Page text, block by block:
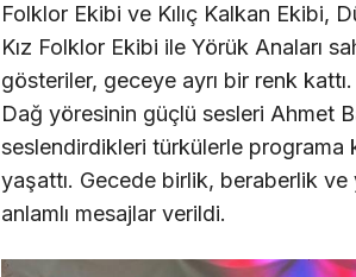
Folklor Ekibi ve Kılıç Kalkan Ekibi,
Kız Folklor Ekibi ile Yörük Anaları
gösteriler, geceye ayrı bir renk kattı.
Dağ yöresinin güçlü sesleri Ahmet
seslendirdikleri türkülerle programa
yaşattı. Gecede birlik, beraberlik ve
anlamlı mesajlar verildi.